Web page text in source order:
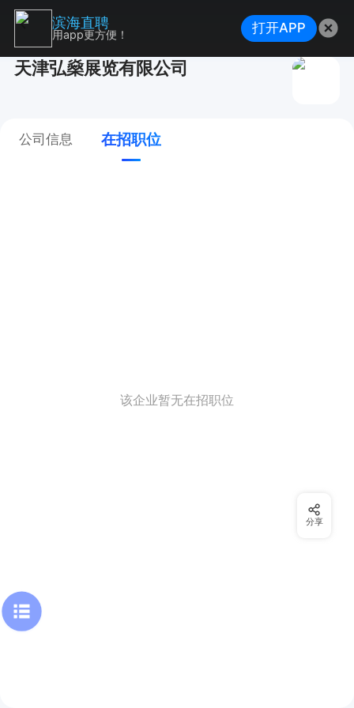
天津弘燊展览有限公司
公司信息 在招职位
该企业暂无在招职位
分享
滨海直聘
用app更方便！ 打开APP